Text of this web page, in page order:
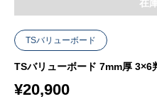
TSバリューボード
TSバリューボード 7mm厚 3×6
¥20,900
在